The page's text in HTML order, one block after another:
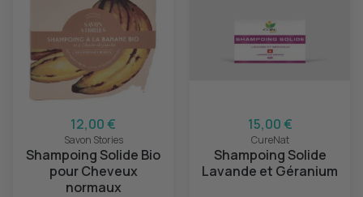
12,00 €
Savon Stories
Shampoing Solide Bio
pour Cheveux
normaux
15,00 €
CureNat
Shampoing Solide
Lavande et Géranium